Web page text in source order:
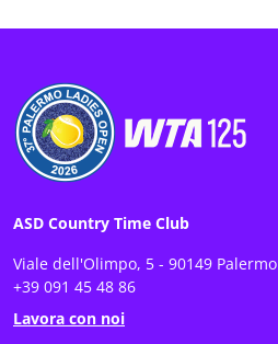
ASD Country Time Club
Viale dell'Olimpo, 5 - 90149 Palermo
+39 091 45 48 86
Lavora con noi